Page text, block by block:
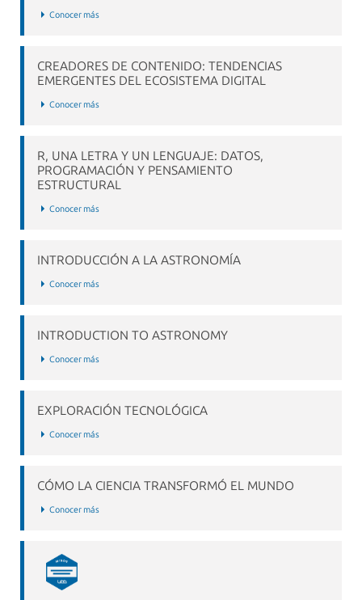
Conocer más
CREADORES DE CONTENIDO: TENDENCIAS
EMERGENTES DEL ECOSISTEMA DIGITAL
Conocer más
R, UNA LETRA Y UN LENGUAJE: DATOS,
PROGRAMACIÓN Y PENSAMIENTO
ESTRUCTURAL
Conocer más
INTRODUCCIÓN A LA ASTRONOMÍA
Conocer más
INTRODUCTION TO ASTRONOMY
Conocer más
EXPLORACIÓN TECNOLÓGICA
Conocer más
CÓMO LA CIENCIA TRANSFORMÓ EL MUNDO
Conocer más